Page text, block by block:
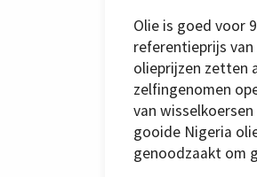
Olie is goed voor
referentieprijs
olieprijzen zetten
zelfingenomen
van
gooide Nigeria
genoodzaakt om
Fulani-
wonen
de
les
bij